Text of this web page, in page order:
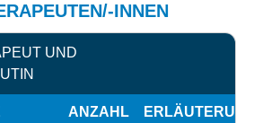
INNEN
UND
ANZAHL